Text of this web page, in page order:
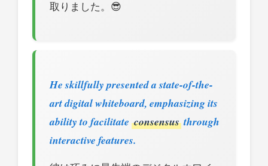
取りました。😎
He skillfully presented a state-of-the-
art digital whiteboard, emphasizing its
ability to facilitate consensus through
interactive features.